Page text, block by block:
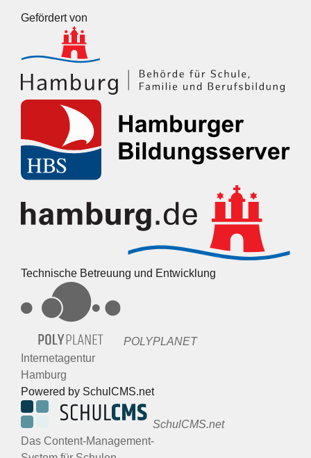
Gefördert von
Technische Betreuung und Entwicklung
POLYPLANET
Internetagentur
Hamburg
Powered by SchulCMS.net
SchulCMS.net
Das Content-Management-